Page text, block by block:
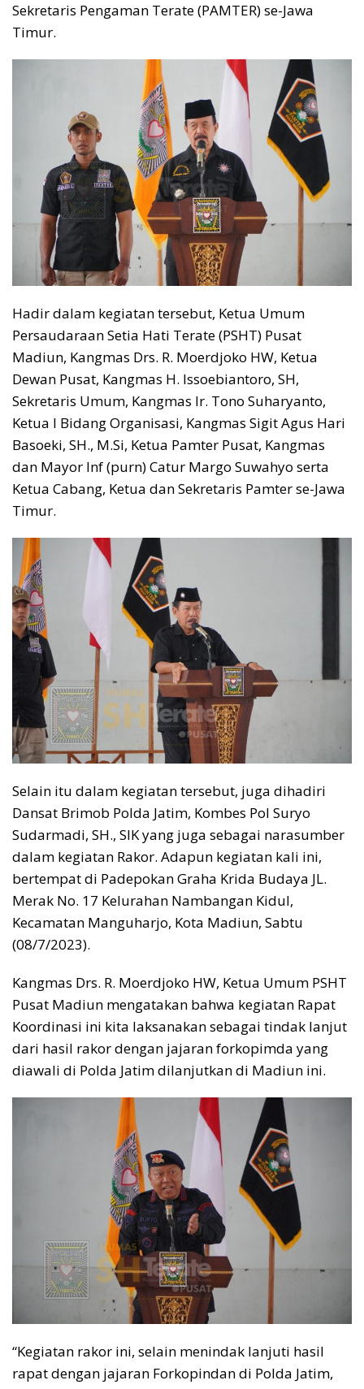
Sekretaris Pengaman Terate (PAMTER) se-Jawa
Timur.
Hadir dalam kegiatan tersebut, Ketua Umum
Persaudaraan Setia Hati Terate (PSHT) Pusat
Madiun, Kangmas Drs. R. Moerdjoko HW, Ketua
Dewan Pusat, Kangmas H. Issoebiantoro, SH,
Sekretaris Umum, Kangmas Ir. Tono Suharyanto,
Ketua I Bidang Organisasi, Kangmas Sigit Agus Hari
Basoeki, SH., M.Si, Ketua Pamter Pusat, Kangmas
dan Mayor Inf (purn) Catur Margo Suwahyo serta
Ketua Cabang, Ketua dan Sekretaris Pamter se-Jawa
Timur.
Selain itu dalam kegiatan tersebut, juga dihadiri
Dansat Brimob Polda Jatim, Kombes Pol Suryo
Sudarmadi, SH., SIK yang juga sebagai narasumber
dalam kegiatan Rakor. Adapun kegiatan kali ini,
bertempat di Padepokan Graha Krida Budaya JL.
Merak No. 17 Kelurahan Nambangan Kidul,
Kecamatan Manguharjo, Kota Madiun, Sabtu
(08/7/2023).
Kangmas Drs. R. Moerdjoko HW, Ketua Umum PSHT
Pusat Madiun mengatakan bahwa kegiatan Rapat
Koordinasi ini kita laksanakan sebagai tindak lanjut
dari hasil rakor dengan jajaran forkopimda yang
diawali di Polda Jatim dilanjutkan di Madiun ini.
“Kegiatan rakor ini, selain menindak lanjuti hasil
rapat dengan jajaran Forkopindan di Polda Jatim,